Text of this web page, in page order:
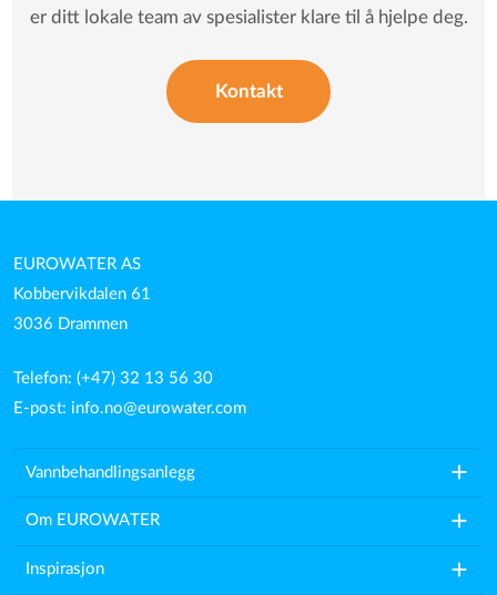
er ditt lokale team av spesialister klare til å hjelpe deg.
Kontakt
EUROWATER AS
Kobbervikdalen 61
3036 Drammen
Telefon: (+47) 32 13 56 30
E-post: info.no@eurowater.com
Vannbehandlingsanlegg add
Om EUROWATER add
Inspirasjon add